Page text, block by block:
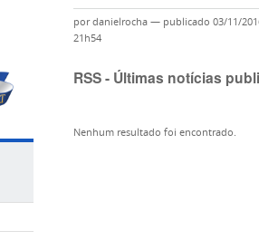
pordanielrocha — publicado 03/11/
21h54
RSS - Últimas notícias
Nenhum resultado foi encontrado.